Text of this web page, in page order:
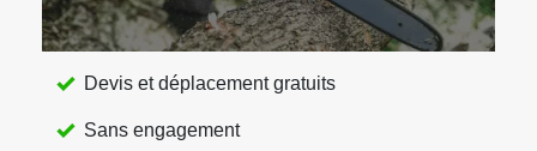
Devis et déplacement gratuits
Sans engagement